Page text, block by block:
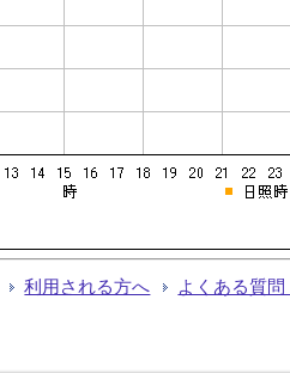
利用される方へ よくある質問